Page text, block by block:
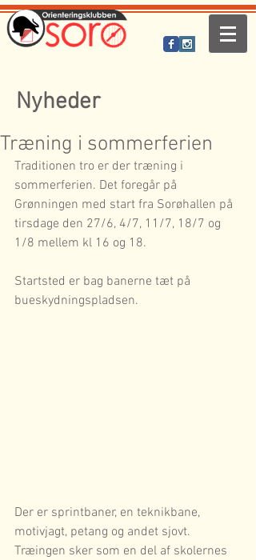
Nyheder
Træning i sommerferien
Traditionen tro er der træning i
sommerferien. Det foregår på
Grønningen med start fra Sorøhallen på
tirsdage den 27/6, 4/7, 11/7, 18/7 og
1/8 mellem kl 16 og 18.
Startsted er bag banerne tæt på
bueskydningspladsen.
Der er sprintbaner, en teknikbane,
motivjagt, petang og andet sjovt.
Træingen sker som en del af skolernes